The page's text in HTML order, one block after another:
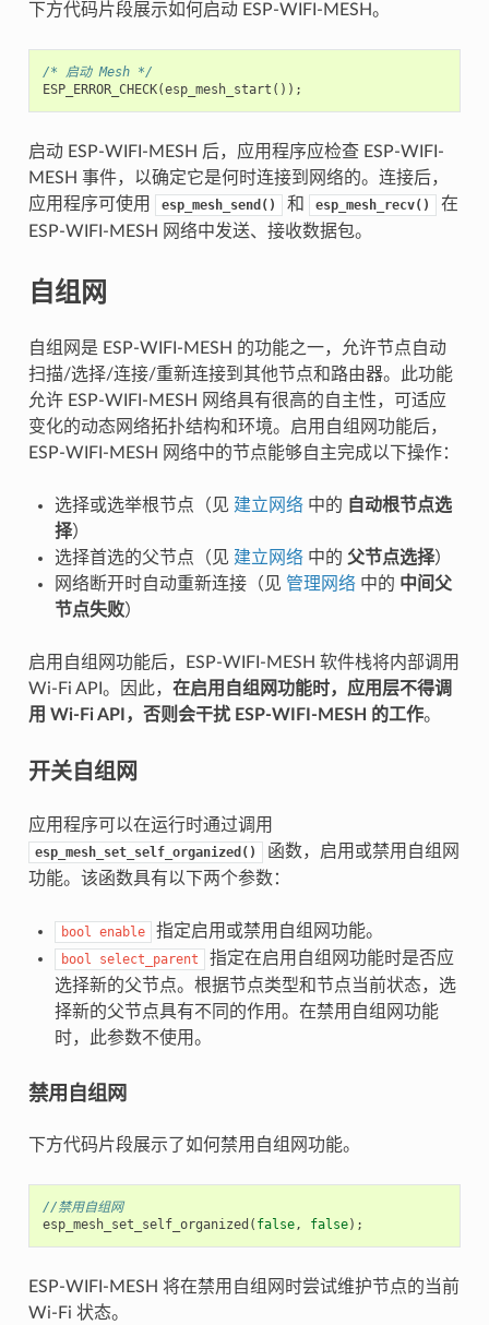
下方代码片段展示如何启动 ESP-WIFI-MESH。
/* 启动 Mesh */
ESP_ERROR_CHECK(esp_mesh_start ());
启动 ESP-WIFI-MESH 后，应用程序应检查 ESP-WIFI-
MESH 事件，以确定它是何时连接到网络的。连接后，
应用程序可使用
esp_mesh_send() 和 esp_mesh_recv()
在
ESP-WIFI-MESH 网络中发送、接收数据包。
自组网
自组网是 ESP-WIFI-MESH 的功能之一，允许节点自动
扫描/选择/连接/重新连接到其他节点和路由器。此功能
允许 ESP-WIFI-MESH 网络具有很高的自主性，可适应
变化的动态网络拓扑结构和环境。启用自组网功能后，
ESP-WIFI-MESH 网络中的节点能够自主完成以下操作：
选择或选举根节点（见 建立网络中的 自动根节点选
择）
选择首选的父节点（见 建立网络中的 父节点选择）
网络断开时自动重新连接（见 管理网络中的 中间父
节点失败）
启用自组网功能后，ESP-WIFI-MESH 软件栈将内部调用
Wi-Fi API。因此， 在启用自组网功能时，应用层不得调
用 Wi-Fi API，否则会干扰 ESP-WIFI-MESH 的工作。
开关自组网
应用程序可以在运行时通过调用
esp_mesh_set_self_organized()
函数，启用或禁用自组网
功能。该函数具有以下两个参数：
bool enable 指定启用或禁用自组网功能。
bool select_parent
指定在启用自组网功能时是否应
选择新的父节点。根据节点类型和节点当前状态，选
择新的父节点具有不同的作用。在禁用自组网功能
时，此参数不使用。
禁用自组网
下方代码片段展示了如何禁用自组网功能。
//禁用自组网
esp_mesh_set_self_organized ( false, false);
ESP-WIFI-MESH 将在禁用自组网时尝试维护节点的当前
Wi-Fi 状态。